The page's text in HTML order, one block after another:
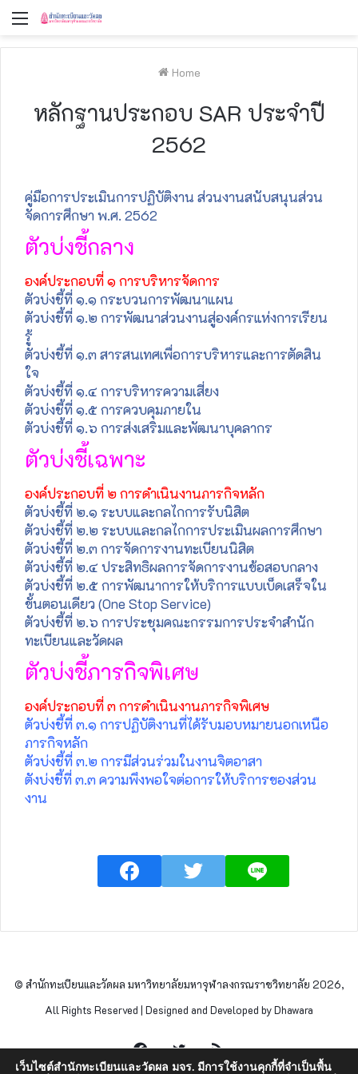
Menu
Home
หลักฐานประกอบ SAR ประจำปี
2562
คู่มือการประเมินการปฏิบัติงาน ส่วนงานสนับสนุนส่วน
จัดการศึกษา พ.ศ. 2562
ตัวบ่งชี้กลาง
องค์ประกอบที่ ๑ การบริหารจัดการ
ตัวบ่งชี้ที่ ๑.๑ กระบวนการพัฒนาแผน
ตัวบ่งชี้ที่ ๑.๒ การพัฒนาส่วนงานสู่องค์กรแห่งการเรียน
รู้
ตัวบ่งชี้ที่ ๑.๓ สารสนเทศเพื่อการบริหารและการตัดสิน
ใจ
ตัวบ่งชี้ที่ ๑.๔ การบริหารความเสี่ยง
ตัวบ่งชี้ที่ ๑.๕ การควบคุมภายใน
ตัวบ่งชี้ที่ ๑.๖ การส่งเสริมและพัฒนาบุคลากร
ตัวบ่งชี้เฉพาะ
องค์ประกอบที่ ๒ การดำเนินงานภารกิจหลัก
ตัวบ่งชี้ที่ ๒.๑ ระบบและกลไกการรับนิสิต
ตัวบ่งชี้ที่ ๒.๒ ระบบและกลไกการประเมินผลการศึกษา
ตัวบ่งชี้ที่ ๒.๓ การจัดการงานทะเบียนนิสิต
ตัวบ่งชี้ที่ ๒.๔ ประสิทธิผลการจัดการงานข้อสอบกลาง
ตัวบ่งชี้ที่ ๒.๕ การพัฒนาการให้บริการแบบเบ็ดเสร็จใน
ขั้นตอนเดียว (One Stop Service)
ตัวบ่งชี้ที่ ๒.๖ การประชุมคณะกรรมการประจำสำนัก
ทะเบียนและวัดผล
ตัวบ่งชี้ภารกิจพิเศษ
องค์ประกอบที่ ๓ การดำเนินงานภารกิจพิเศษ
ตัวบ่งชี้ที่ ๓.๑ การปฏิบัติงานที่ได้รับมอบหมายนอกเหนือ
ภารกิจหลัก
ตัวบ่งชี้ที่ ๓.๒ การมีส่วนร่วมในงานจิตอาสา
ตังบ่งชี้ที่ ๓.๓ ความพึงพอใจต่อการให้บริการของส่วน
งาน
© สำนักทะเบียนและวัดผล มหาวิทยาลัยมหาจุฬาลงกรณราชวิทยาลัย 2026,
All Rights Reserved | Designed and Developed by Dhawara
FacebookTwitterRSS
เว็บไซต์สำนักทะเบียนและวัดผล มจร. มีการใช้งานคุกกี้ที่จำเป็นพื้น